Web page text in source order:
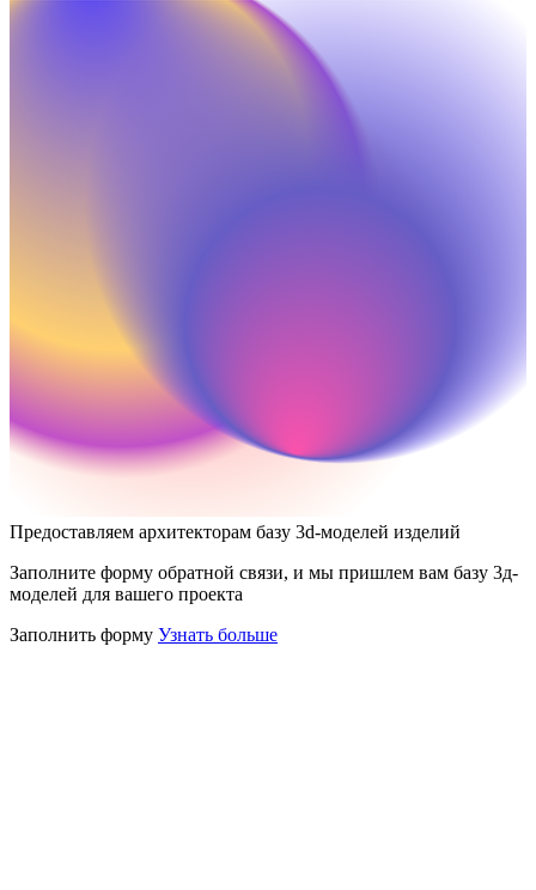
Предоставляем архитекторам базу 3d-моделей изделий
Заполните форму обратной связи, и мы пришлем вам базу 3д-
моделей для вашего проекта
Заполнить форму Узнать больше